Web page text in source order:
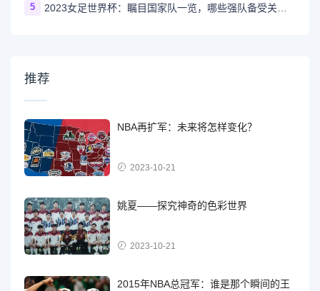
5
推荐
NBA再扩军：未来将怎样变化？
2023-10-21
姚夏——探究神奇的色彩世界
2023-10-21
2015年NBA总冠军：谁是那个瞬间的王